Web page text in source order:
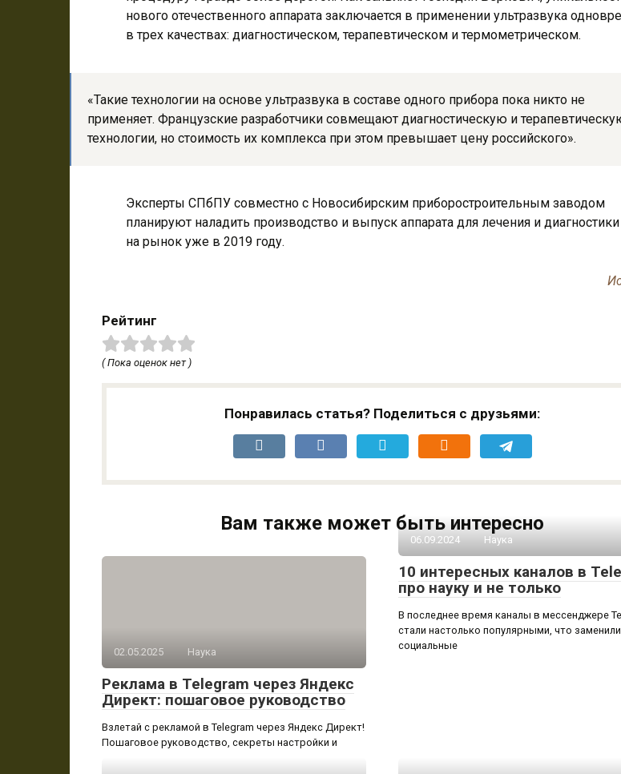
нового отечественного аппарата заключается в применении ультразвука
в трех качествах: диагностическом, терапевтическом и термометрическом.
«Такие технологии на основе ультразвука в составе одного прибора пока никто не
применяет. Французские разработчики совмещают диагностическую и
технологии, но стоимость их комплекса при этом превышает цену российского».
Эксперты СПбПУ совместно с Новосибирским приборостроительным заводом
планируют наладить производство и выпуск аппарата для лечения и
на рынок уже в 2019 году.
Рейтинг
( Пока оценок нет )
Понравилась статья? Поделиться с друзьями:
Вам также может быть интересно
02.05.2025 Наука
Реклама в Telegram через Яндекс
Директ: пошаговое руководство
Взлетай с рекламой в Telegram через Яндекс Директ!
Пошаговое руководство, секреты настройки и
06.09.2024 Наука
10 интересных каналов в
про науку и не только
В последнее время каналы в мессенджере
стали настолько популярными, что
социальные